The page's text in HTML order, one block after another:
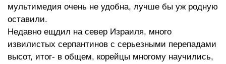
мультимедия очень не удобна, лучше бы уж родную
оставили.
Недавно ещдил на север Израиля, много
извилистых серпантинов с серьезными перепадами
высот, итог- в общем, корейцы многому научились,